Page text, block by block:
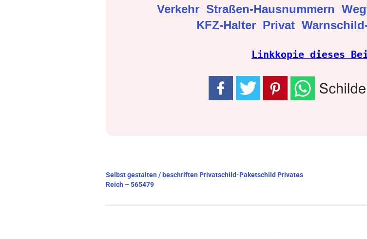
Verkehr Straßen-Hausnummern
KFZ-Halter Privat
Linkkopie dieses
Beitragsnavigation
Selbst gestalten / beschriften Privatschild-Paketschild Privates
Reich – 565479